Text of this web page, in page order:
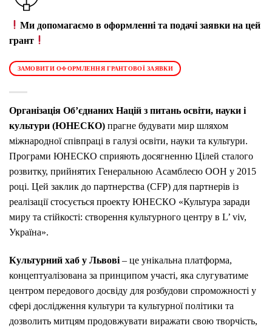
Ми допомагаємо в оформленні та подачі заявки на цей
грант
ЗАМОВИТИ ОФОРМЛЕННЯ ГРАНТОВОЇ ЗАЯВКИ
Організація Об’єднаних Націй з питань освіти, науки і
культури (ЮНЕСКО) прагне будувати мир шляхом
міжнародної співпраці в галузі освіти, науки та культури.
Програми ЮНЕСКО сприяють досягненню Цілей сталого
розвитку, прийнятих Генеральною Асамблеєю ООН у 2015
році. Цей заклик до партнерства (CFP) для партнерів із
реалізації стосується проекту ЮНЕСКО «Культура заради
миру та стійкості: створення культурного центру в L’ viv,
Україна».
Культурний хаб у Львові – це унікальна платформа,
концептуалізована за принципом участі, яка слугуватиме
центром передового досвіду для розбудови спроможності у
сфері дослідження культури та культурної політики та
дозволить митцям продовжувати виражати свою творчість,